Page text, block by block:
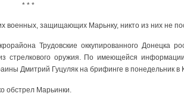
* * *
военных, защищающих Марьнку, никто из них не
Трудовские оккупированного Донецка
стрелкового оружия. По имеющейся
Дмитрий Гуцуляк на брифинге в понедельник в
обстрел Марьинки.